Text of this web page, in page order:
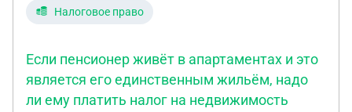
Налоговое право
Если пенсионер живёт в апартаментах и это
является его единственным жильём, надо
ли ему платить налог на недвижимость